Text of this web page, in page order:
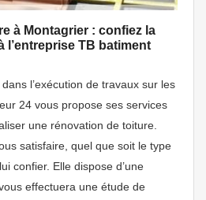
à Montagrier : confiez la
l’entreprise TB batiment
l’exécution de travaux sur les
24 vous propose ses services
une rénovation de toiture.
satisfaire, quel que soit le type
confier. Elle dispose d’une
effectuera une étude de